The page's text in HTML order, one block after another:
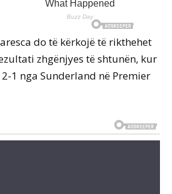
do të kërkojë të rikthehet
zhgënjyes të shtunën, kur
1 nga Sunderland në Premier